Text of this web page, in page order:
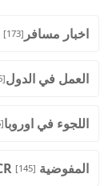
اخبار مسافر [173]
العمل في الدول[186]
اللجوء في اوروبا[216]
المفوضية UNHCR [145]